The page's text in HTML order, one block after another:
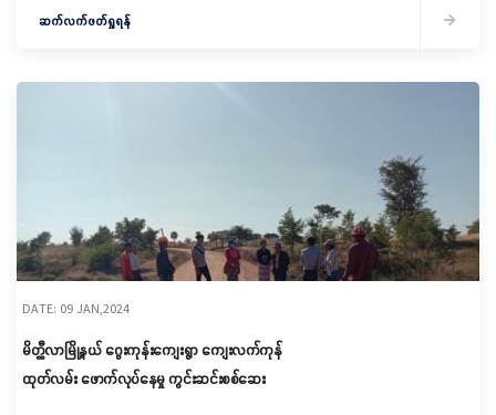
ဆက်လက်ဖတ်ရှုရန်
DATE: 09 JAN,2024
မိတ္ထီလာမြို့နယ် ဂွေးကုန်းကျေးရွာ ကျေးလက်ကုန်
ထုတ်လမ်း ဖောက်လုပ်နေမှု ကွင်းဆင်းစစ်ဆေး